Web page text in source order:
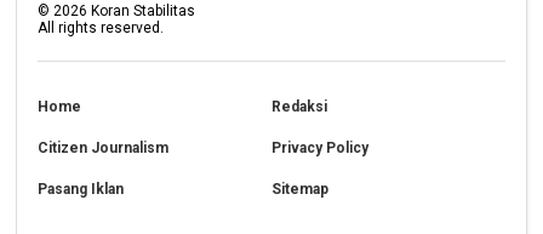
©2026 Koran Stabilitas
All rights reserved.
Home Redaksi
Citizen Journalism Privacy Policy
Pasang Iklan Sitemap